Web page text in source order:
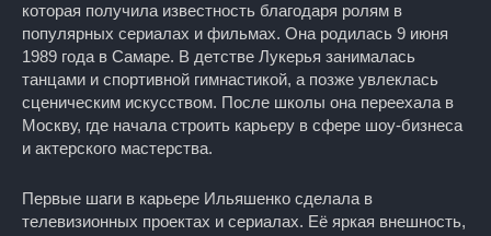
которая получила известность благодаря ролям в
популярных сериалах и фильмах. Она родилась 9 июня
1989 года в Самаре. В детстве Лукерья занималась
танцами и спортивной гимнастикой, а позже увлеклась
сценическим искусством. После школы она переехала в
Москву, где начала строить карьеру в сфере шоу-бизнеса
и актерского мастерства.
Первые шаги в карьере Ильяшенко сделала в
телевизионных проектах и сериалах. Её яркая внешность,